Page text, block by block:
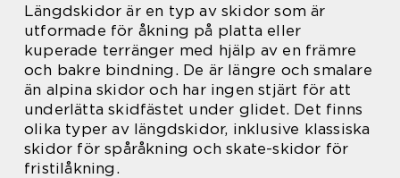
Längdskidor är en typ av skidor som är
utformade för åkning på platta eller
kuperade terränger med hjälp av en främre
och bakre bindning. De är längre och smalare
än alpina skidor och har ingen stjärt för att
underlätta skidfästet under glidet. Det finns
olika typer av längdskidor, inklusive klassiska
skidor för spåråkning och skate-skidor för
fristilåkning.